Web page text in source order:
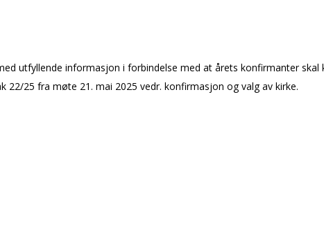
utfyllende informasjon i forbindelse med at årets konfirmanter skal
22/25 fra møte 21. mai 2025 vedr. konfirmasjon og valg av kirke.